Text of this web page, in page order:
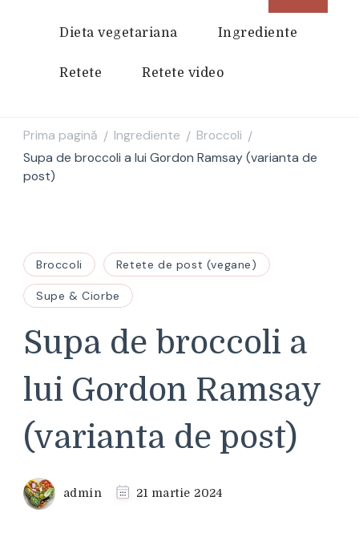
Dieta vegetariana Ingrediente
Retete Retete video
Prima pagină / Ingrediente / Broccoli /
Supa de broccoli a lui Gordon Ramsay (varianta de
post)
Broccoli Retete de post (vegane)
Supe & Ciorbe
Supa de broccoli a
lui Gordon Ramsay
(varianta de post)
admin 21 martie 2024